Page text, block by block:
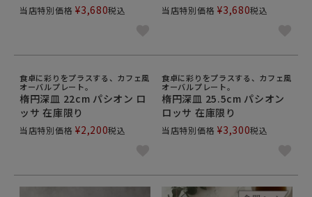
当店特別価格 ¥3,680税込 当店特別価格 ¥3,680税込
食卓に彩りをプラスする、カフェ風
オーバルプレート。
楕円深皿 22cm パシオン ロ
ッサ 在庫限り
当店特別価格 ¥2,200税込
食卓に彩りをプラスする、カフェ風
オーバルプレート。
楕円深皿 25.5cm パシオン
ロッサ 在庫限り
当店特別価格 ¥3,300税込